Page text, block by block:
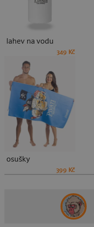
lahev na vodu
349 Kč
osušky
399 Kč